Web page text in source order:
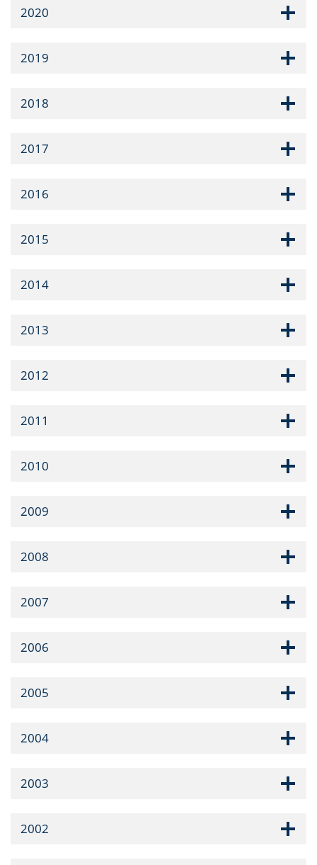
2020
2019
2018
2017
2016
2015
2014
2013
2012
2011
2010
2009
2008
2007
2006
2005
2004
2003
2002